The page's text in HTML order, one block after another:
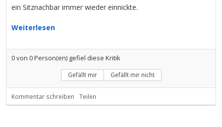
ein Sitznachbar immer wieder einnickte.
Weiterlesen
0von 0Person(en) gefiel diese Kritik
Gefällt mir Gefällt mir nicht
Kommentar schreiben Teilen